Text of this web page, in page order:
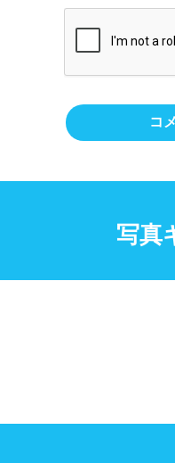
写真